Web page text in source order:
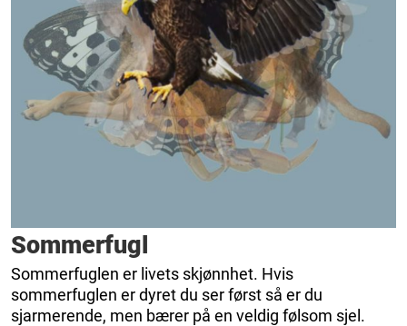
Sommerfugl
Sommerfuglen er livets skjønnhet. Hvis
sommerfuglen er dyret du ser først så er du
sjarmerende, men bærer på en veldig følsom sjel.